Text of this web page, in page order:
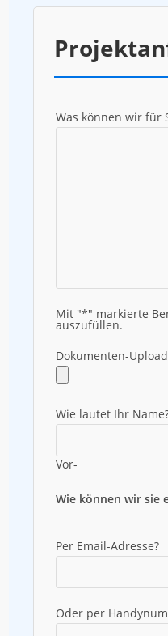
Was können wir für
Mit "*" markierte
auszufüllen.
Dokumenten-Upload
Wie lautet Ihr
Vor-
Wie können wir sie
Per Email-Adresse?
Oder per